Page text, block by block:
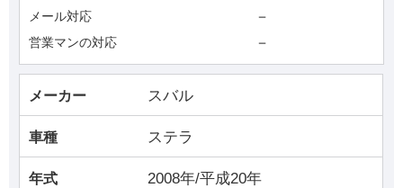
メール対応 －
営業マンの対応 －
メーカー スバル
車種 ステラ
年式 2008年/平成20年